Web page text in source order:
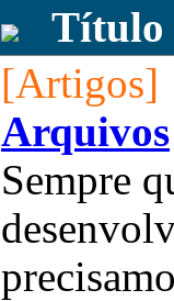
Título
[Artigos]
Arquivos
Sempre